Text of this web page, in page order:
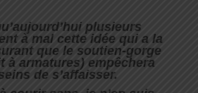
plusieurs
à mal cette idée qui a la
que le soutien-gorge
à armatures) empêchera
de s’affaisser.